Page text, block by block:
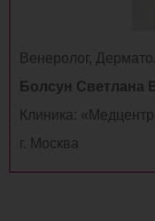
Венеролог,
Болсун Светлана
Клиника:
г. Москва